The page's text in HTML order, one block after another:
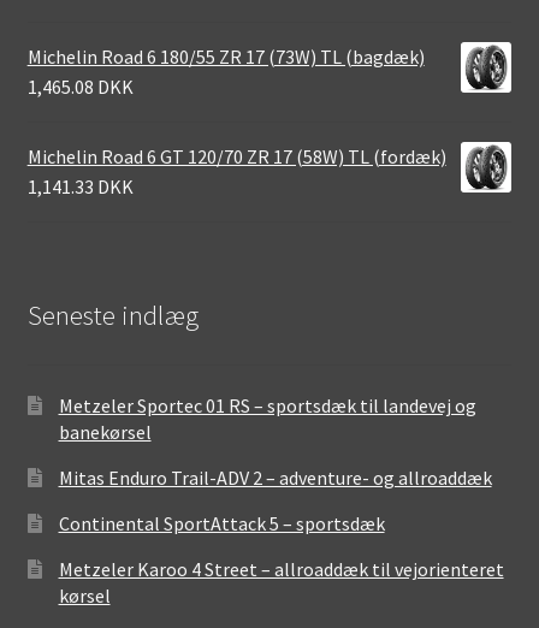
Michelin Road 6 180/55 ZR 17 (73W) TL (bagdæk)
1,465.08 DKK
Michelin Road 6 GT 120/70 ZR 17 (58W) TL (fordæk)
1,141.33 DKK
Seneste indlæg
Metzeler Sportec 01 RS – sportsdæk til landevej og
banekørsel
Mitas Enduro Trail-ADV 2 – adventure- og allroaddæk
Continental SportAttack 5 – sportsdæk
Metzeler Karoo 4 Street – allroaddæk til vejorienteret
kørsel